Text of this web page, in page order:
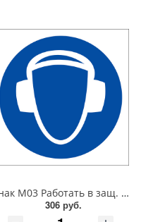
Знак M03 Работать в защ. наушниках. 300x300 мм. металл 0.5 мм
306 руб.